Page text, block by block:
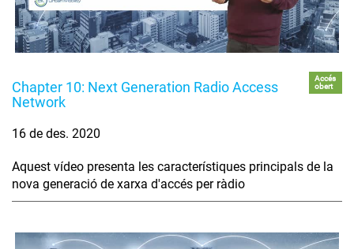
Chapter 10: Next Generation Radio Access
Network
Accés
obert
16 de des. 2020
Aquest vídeo presenta les característiques principals de la
nova generació de xarxa d'accés per ràdio